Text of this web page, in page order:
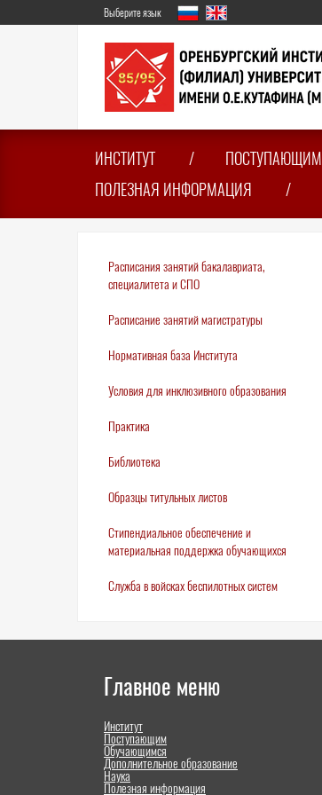
к
Выберите язык
ИНСТИТУТ ПОСТУПАЮЩИМ
ПОЛЕЗНАЯ ИНФОРМАЦИЯ
Расписания занятий бакалавриата,
специалитета и СПО
Расписание занятий магистратуры
Нормативная база Института
Условия для инклюзивного образования
Практика
Библиотека
Образцы титульных листов
Стипендиальное обеспечение и
материальная поддержка обучающихся
Служба в войсках беспилотных систем
Главное меню
Институт
Поступающим
Обучающимся
Дополнительное образование
Наука
Полезная информация